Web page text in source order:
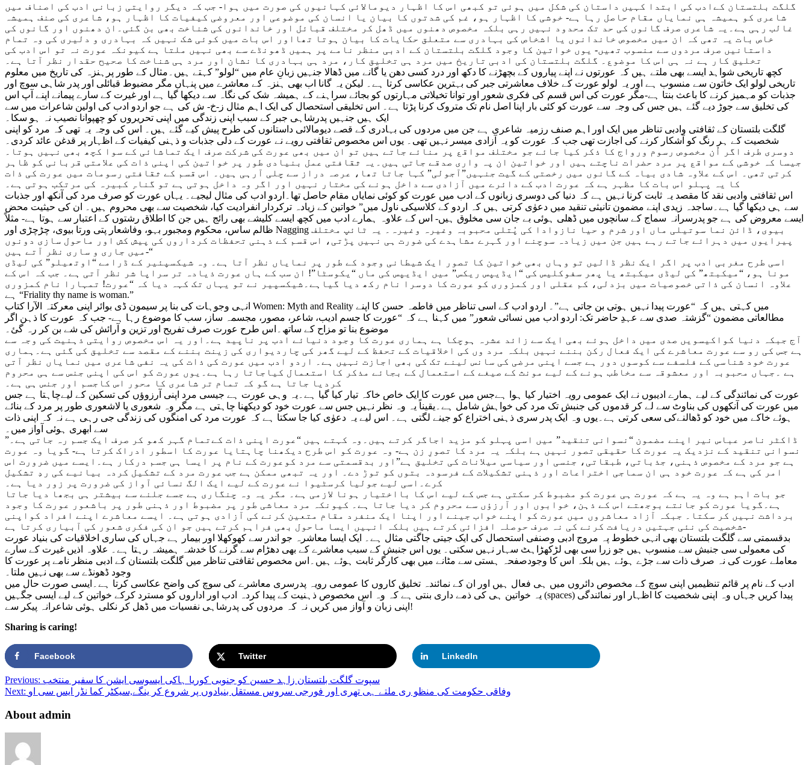
کا
پدرشاہی
ادب
گلگت بلتستان کےادب کی ابتدا کہیں داستان کی شکل میں ہوئی تو کبھی اس کا اظہار دیومالائی کہانیوں کی صورت میں ہوا- جب کہ دیگر روایتی زبانی ادب کی اصناف میں
شاعری کو ہمیشہ ہی نمایاں مقام حاصل رہا ہے- خوشی کا اظہار ہو، غم کی شدتوں کا بیان یا انسان کی موضوعی اور معروضی کیفیات کا اظہار ہو، شاعری کی صنف ہمیشہ
غالب رہی ہے۔یہ شاعری صرف گانوں کی حد تک محدود نہیں رہی بلکہ مخصوص دھنوں میں ڈھل کر مختلف قبائل اور خاندانوں کی شناخت بھی بن گئی۔ان دھنوں اور گانوں کی
خاص بات یہ تھی کہ ان میں مخصوص خاندانوں یا اشخاص کی بہادری سے متعلق حکایات کا بیان ہوتا تھااور اس بات میں کوئی شک نہیں کہ بہادری و دلیری کی وہ تمام
داستانیں صرف مردوں سے منسوب تھیں- یوں خواتین کا وجود گلگت بلتستان کے ادبی منظر نامے پر ہمیں ڈھونڈے سے بھی نہیں ملتا ہے کیونکہ عورت نہ تو اس ادب کی
تخلیق کار ہے نہ ہی اس کا موضوع۔ گلگت بلتستان کی ادبی تاریخ میں مرد ہی تخلیق کار، مرد ہی بہادری کا نشان اور مرد ہی شناخت کا صحیح حقدار نظر آتا ہے۔
کچھ تاریخی شواہد ایسے بھی ملتے ہیں کہ عورتوں نے اپنے پیاروں کے بچھڑنے کا دکھ اور درد کسی دھن یا گانے میں ڈھالا جنہیں زبانِ عام میں “لولو” کہتے ہیں۔مثال کے طور پرہنزہ کی تاریخ میں معلوم
تاریخی لولو ایک خاتون سے منسوب ہے اور یہ لولو عورت کے خلاف معاشرتی جبر کی بہترین عکاسی کرتا ہے۔ لیکن یہ گانا اب بھی ہنزہ کے معاشرے میں پنہاں مگر مضبوط قبائلی اور پدر شاہی سوچ اور
جذبات کو مہمیز کرنے کا باعث بنتا ہے-مگر عورت کی اس قسم کی فکری شعور اور توانا تخیلاتی مہارتوں کو بجائے سراہنے کے ہمیشہ شک کی نگاہ سے دیکھا گیا ہے اور غیرت کے سارے پیمانے اپنے آپ اس
کی تخلیق سے جوڑ دیے گئے ہیں جس کی وجہ سے عورت کو کئی بار اپنا اصل نام تک متروک کرنا پڑتا ہے۔ اس تخلیقی استحصال کی ایک اہم مثال ز-خ- ش کی ہے جو اردو ادب کی اولین شاعرات میں سے
ایک ہیں جنہیں پدرشاہی جبر کے سبب اپنی زندگی میں اپنی تحریروں کو چھپوانا نصیب نہ ہو سکا۔
گلگت بلتستان کے ثقافتی وادبی تناظر میں ایک اور اہم صنف رزمیہ شاعری ہے جن میں مردوں کی بہادری کے قصے دیومالائی داستانوں کی طرح پیش کیے گئے ہیں۔ اس کی وجہ یہ تھی کہ مرد کو اپنی
شخصیت کے ہر رنگ کو آشکار کرنے کی اجازت تھی جب کہ عورت کو یہ آزادی میسر نہیں تھی۔ یوں اس مخصوص ثقافتی رویے نے عورت کے دلی جذبات و ذہنی کیفیات کے اظہار پر قدغن عائد کردی۔
دوسری طرف اگر اُن مخصوص رسوم ورواج کا ذکر کیا جائے جو مختلف مواقع پر منائے جاتے ہیں تو ان میں بھی عورت کی شرکت صرف ایک تماشائی کے سوا کچھ بھی نہیں ہوتا۔
جیسا کہ خوشی کے مواقع پر مرد حضرات ناچتے ہیں اور خواتین ان پہ واری صدقے جاتی ہیں۔یہ ثقافتی عمل بنیادی طور پر خواتین کی اپنی ذات کی علامتی قربانی کو ظاہر
کرتی تھی۔ اس کے علاوہ شادی بیاہ کے گانوں میں رخصتی کے گیت جنہیں”آجولی” کہا جاتا تھا، عرصہ دراز سے چلی آرہی ہیں۔ اس قسم کے ثقافتی رسومات میں عورت کی ذات
کا یہ پہلو اس بات کا مظہر ہے کہ عورت ادب کے دائرے میں آزادی سے داخل ہونے کی مختار نہیں اور اگر وہ داخل ہوتی ہے تو گناہِ کبیرہ کی مرتکب ہوتی ہے۔
اس ثقافتی وادبی نقد کا مقصد یہ ثابت کرنا نہیں ہے کہ دنیا کی دوسری زبانوں کے ادب میں عورت کو کوئی نمایاں مقام حاصل تھا۔اردو ادب کی مثال لیجیے۔ یہاں عورت کو صرف مرد کی آنکھ اور جذبات
سے ہی دیکھا گیا ہے۔ساجدہ زیدی اپنے مضمون تانیثی تنقید میں دعوٰی کرتی ہیں کہ اردو کے کلاسیکی ناول میں” خواتین کے زیادہ ترکردار انفرادیت کیا، شخصیت سے بھی محروم ہیں۔ ان کی حیثیت محض
ایسے معروض کی ہے جو پدرسرانہ سماج کے سانچوں میں ڈھلی ہوئی بے جان سی مخلوق ہیں- اس کے علاوہ ہمارے ادب میں کچھ ایسے کلیشے بھی رائج ہیں جن کا اطلاق رشتوں کے اعتبار سے ہوتا ہے- مثلاً
ظالم ساس، محکوم ومجبور بہو، وفاشعار پتی ورتا بیوی، چڑچڑی اور Nagging بیوی، ڈائن نما سوتیلی ماں اور شرم و حیا نازوادا کی پُتلی محبوبہ وغیرہ وغیرہ۔ یہ ٹائپ مختلف
پیرایوں میں دہرائے جاتے رہے ہیں جن میں زیادہ سوچنے اور گہرے مشاہدے کی ضورت ہی نہیں پڑتی، اس قسم کے ذہنی تحفظات کرداروں کی پیش کش اور ماحول سازی دونوں
میں جاری و ساری نظر آتے ہیں-“
اسی طرح مغربی ادب پر اگر ایک نظر ڈالیں تو وہاں بھی خواتین کا تصور ایک شیطانی وجود کے طور پر نمایاں نظر آتا ہے۔ وہ شیکسپئیر کے ڈرامے “اوتھیلو” کی لیڈی
مونا ہو، “میکبتھ” کی لیڈی میکبتھ یا پھر سفوکلیس کی “ایڈیپس ریکس” میں ایڈیپس کی ماں “یکوسٹا”! ان سب کے ہاں عورت ذیادہ تر سراپا شر نظر آتی ہے۔ جب کہ اس کے
علاوہ انسان کی ذاتی خصوصیات میں بزدلی، کم عقلی اور کمزوری کو عورت کا دوسرا نام رکھ دیا گیاہے۔شیکسپیر نے تو یہاں تک کہہ دیا کہ “عورت! تمہارا نام کمزوری
ہے “Friality thy name is woman.”
انہی وجوہات کی بنا پر سیمون ڈی بوائر اپنی معرکتہ الآرا کتاب Women: Myth and Reality میں کہتی ہیں کہ “عورت پیدا نہیں ہوتی بن جاتی ہے”۔ اردو ادب کے اسی تناظر میں فاطمہ حسن کا اپنے
مطالعاتی مضمون “گزشتہ صدی سے عہدِ حاضر تک: اردو ادب میں نسائی شعور” میں کہنا ہے کہ “عورت کا جسم ادیب، شاعر، مصور، مجسمہ ساز، سب کا موضوع رہا ہے- جب کہ عورت کا ذہن اگر
موضوع بنا تو مزاح کے ساتھ۔اس طرح عورت صرف تفریح اور تزین و آرائش کی شے بن کر رہ گئ۔
آج جبکہ دنیا کواکیسویں صدی میں داخل ہوئے بھی ایک سے زائد عشرہ ہوچکا ہے ہماری عورت کا وجود دنیائے ادب پر ناپید ہے۔اور یہ اس مخصوص روایتی ذہنیت کی وجہ سے
ہے جس کی رو سے عورت معاشرے کی ایک فعال رکن بننے نہیں بلکہ مرد وں کی اخلاقیات کے تحفظ کے لیے گھر کی چاردیواری کی زینت بننے کے مقصد سے تخلیق کی گئی ہے۔ہماری
عورت خود شناسی کے فلسفے سے کوسوں دور ہے جسے اپنی مرضی کی سانس لینے تک کی بھی اجازت نہیں ہے۔ اردو ادب میں عورت کی ذات کی یہ نفی شاعری میں نمایاں نظر آتی
ہے ۔جہاں محبوبہ اور معشوقہ سے مخاطب ہونے کے لیے مونث کے صیغے کے استعمال کے بجائے مذکر کا استعمال کیاجاتا رہا ہے۔یوں عورت کو اس کی اپنی جنس سے ہی محروم
کردیا جاتا ہے گو کہ تمام تر شاعری کا محور اس کاجسم اور جنس ہی ہے۔
عورت کی نمائندگی کے لیے ہمارے ادیبوں نے ایک عمومی رویہ اختیار کیا ہوا ہےجس میں عورت کا ایک خاص خاکہ تیار کیا گیا ہے۔یہ وہی عورت ہے جیسی مرد اپنی آرزوؤں کی تسکین کے لیےچاہتا ہے جس
میں عورت کی آنکھوں کی بناوٹ سے لے کر قدموں کی جنبش تک مرد کی خواہش شامل ہے۔یقیناً یہ وہ نظر نہیں جس سے عورت خود کو دیکھنا چاہتی ہے مگر وہ شعوری یا لاشعوری طور پر مرد کے بنائے
ہوئے خاکے میں خود کو ڈھالنےکی سعی کرتی ہے۔یوں وہ ایک پدر سری ذہنی اختراع کو جینے لگتی ہے۔ اس لیے یہ دعوٰی کیا جا سکتا ہے کہ عورت مرد کی امنگوں کی زندگی جی رہی ہے نہ کہ اپنی ذات
سے ابھری ہوئی آواز میں۔
ڈاکٹر ناصر عباس نیر اپنے مضمون “نسوانی تنقید” میں اسی پہلو کو مزید اجاگر کرتے ہیں۔وہ کہتے ہیں “عورت اپنی ذات کےتمام گہر کھو کر صرف ایک جسم رہ جاتی ہے۔”
نسوانی تنقید کے نزدیک یہ عورت کا حقیقی تصور نہیں ہے بلکہ یہ مرد کا تصورِ زن ہے- وہ عورت کو اس طرح دیکھنا چاہتایا عورت کا اسطور ادراک کرتا ہے- گویا وہ عورت
ہے جو مرد کے مخصوص ذہنی، جذباتی، طبقاتی، جنسی اور سیاسی میلانات کی تخلیق ہے”اور بدقسمتی سے مرد کوعورت کے نام پر ایسا ہی جسم درکار ہے۔ایسے میں ضرورت اس
امر کی ہے کہ عورت خود ہی ان سماجی اختراعات اور ذہنی تشکیلات کے فرسودہ بتوں کو توڑ دے۔ اور یہ تبھی ممکن ہے جب عورت مرد کے تشکیل کردہ بیانیے کی ردِ تشکیل
کرے۔اسی لیے جولیا کرسٹیوا نے عورت کے لیے ایک الگ نسائی آواز کی ضرورت پر زور دیا ہے۔
جو بات اہم ہے وہ یہ ہے کہ عورت ہی عورت کو مضبوط کر سکتی ہے جس کے لیے اس کا بااختیار ہونا لازمی ہے۔ مگر یہ وہ چنگاری ہے جسے جلنے سے بیشتر ہی بجھا دیا جاتا
ہے۔گویا عورت کو جانتے بوجھتے اس کے ذہن، خوابوں اور آرزؤں سے محروم کر دیا جاتا ہے۔ کیونکہ مرد معاشی طور پر مضبوط اور ذہنی طور پر باشعور عورت کا وجود
برداشت نہیں کر سکتا۔ جبکہ آزاد معاشروں میں عورت کو اپنے خواب جینے اور اپنا ایک منفرد مقام متعین کرنے کی آزادی ہوتی ہے۔ ایسے معاشرے اپنے افراد کواپنی
شخصیت کی نئی جہتیں دریافت کرنے کی نہ صرف حوصلہ افزائی کرتے ہیں بلکہ انہیں ایسا ماحول بھی فراہم کرتے ہیں جو ان کی فکری شعور کی آبیاری کرتا ہے-
بدقسمتی سے گلگت بلتستان بھی انہی خطوط پہ مروج ادبی وصنفی استحصال کی ایک جیتی جاگتی مثال ہے۔ ایک ایسا معاشرہ جو اندر سے کھوکھلا اور بیمار ہے جہاں کی ساری اخلاقیات کی بنیاد عورت
کی معمولی سی جنبش سے منسوب ہیں جو زرا سی بھی لڑکھڑاہٹ سہار نہیں سکتی۔ یوں اس جنبش کے سبب معاشرے کے بھی دھڑام سے گرنے کا خدشہ ہمیشہ رہتا ہے۔ علاوہ اذیں غیرت کے سارے
معاملے عورت کی نہ صرف ذات سے جڑے ہوئے ہیں بلکہ اس کا وجودصفحہ ہستی سے مٹانے میں بھی کارگر ثابت ہوئے ہیں۔اس مخصوص ثقافتی تناظر میں گلگت بلتستان کے ادبی منظر نامے پر عورت کا
وجود ڈھونڈے سے بھی نہیں ملتا۔
ادب کے نام پر قائم تنظیمیں اپنی سوچ کے مخصوص دائروں میں ہی فعال ہیں اور ان کے نمائندہ تخلیق کاروں کا عمومی رویہ پدرسری معاشرے کی سوچ کی واضح عکاسی کرتا ہے۔ایسی صورت حال میں
یہ خواتین ہی کی ذمے داری بنتی ہے کہ وہ اس مخصوص ذہنیت کے پیدا کردہ ادب اور اداروں کو مسترد کرکے خواتین کے لیے ایسی جگہیں (spaces) پیدا کریں جہاں وہ اپنی شخصیت کا اظہار اور نمائندگی
اپنی زبان و آواز میں کریں نہ کہ مردوں کی پدرشاہی نفسیات میں ڈھل کر نکلی ہوئی شاعرانہ پیکر سے!
Sharing is caring!
Facebook Twitter LinkedIn
Previous: سپوت گلگت بلتستان زاہد حسین کو جنوبی کوریا ہاکی ایسوسی ایشن کا سفیر منتخب
Next: وفاقی حکومت کی منظو ری ملتے ہی تھری اور فورجی سروس مستقل بنیادوں پر شروع کر ینگے,سیکٹر کما نڈر ایس سی او
About admin